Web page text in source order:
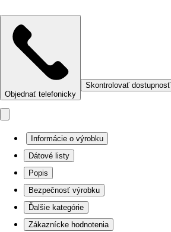
Objednať telefonicky
Skontrolovať
Informácie o výrobku
Dátové listy
Popis
Bezpečnosť výrobku
Ďalšie kategórie
Zákaznícke hodnotenia